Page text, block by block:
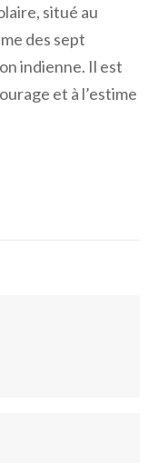
situé au
des sept
indienne. Il est
et à l’estime